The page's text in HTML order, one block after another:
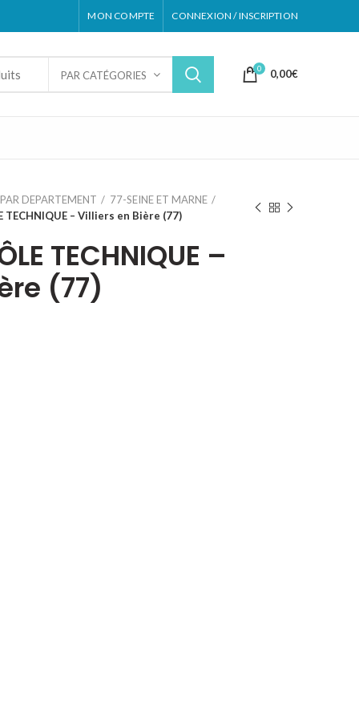
MON COMPTE CONNEXION / INSCRIPTION
PAR CATÉGORIES
0 0,00€
PAR DEPARTEMENT
77-SEINE ET MARNE
TECHNIQUE – Villiers en Bière (77)
TECHNIQUE –
(77)